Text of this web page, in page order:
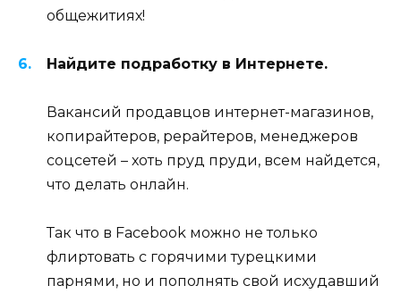
общежитиях!
Найдите подработку в Интернете.
Вакансий продавцов интернет-магазинов,
копирайтеров, рерайтеров, менеджеров
соцсетей – хоть пруд пруди, всем найдется,
что делать онлайн.
Так что в Facebook можно не только
флиртовать с горячими турецкими
парнями, но и пополнять свой исхудавший